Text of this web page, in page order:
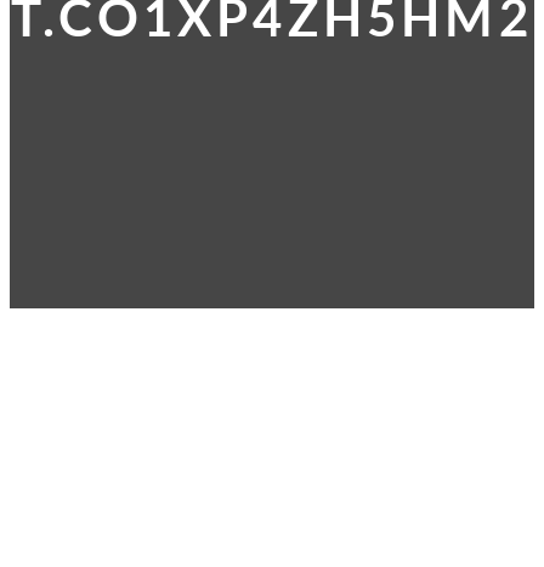
T.CO1XP4ZH5HM2